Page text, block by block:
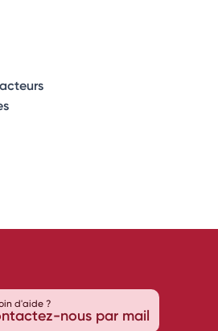
Twitter
sur LinkedIn
sur Youtube
sur Instagram
d'aide ?
nous par mail